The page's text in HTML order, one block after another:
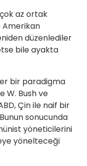
çok az ortak
Amerikan
düzenlediler
bile ayakta
bir paradigma
W. Bush ve
Çin ile naif bir
sonucunda
yöneticilerini
yönelteceği